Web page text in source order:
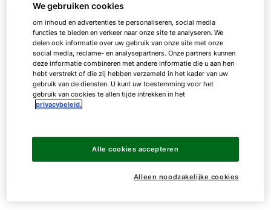
koudemiddelen bevatten schadelijke gassen uit
de groep stoffen die bekend staan als
geperfluoreerde en polygefluoreerde
alkylverbindingen (PFAS).
PFAS worden als giftig beschouwd en worden
daarom in heel Europa verboden. Omdat het zeer
in het menselijk lichaam. Ze kunnen de lever
beschadigen en schildklieraandoeningen,
obesitas, vruchtbaarheidsproblemen en kanker
We gebruiken cookies
om inhoud en advertenties te personaliseren, social media
functies te bieden en verkeer naar onze site te analyseren. We
delen ook informatie over uw gebruik van onze site met onze
social media, reclame- en analysepartners. Onze partners kunnen
deze informatie combineren met andere informatie die u aan hen
hebt verstrekt of die zij hebben verzameld in het kader van uw
gebruik van de diensten. U kunt uw toestemming voor het
gebruik van cookies te allen tijde intrekken in het
privacybeleid.
Alleen noodzakelijke cookies
Alle cookies accepteren